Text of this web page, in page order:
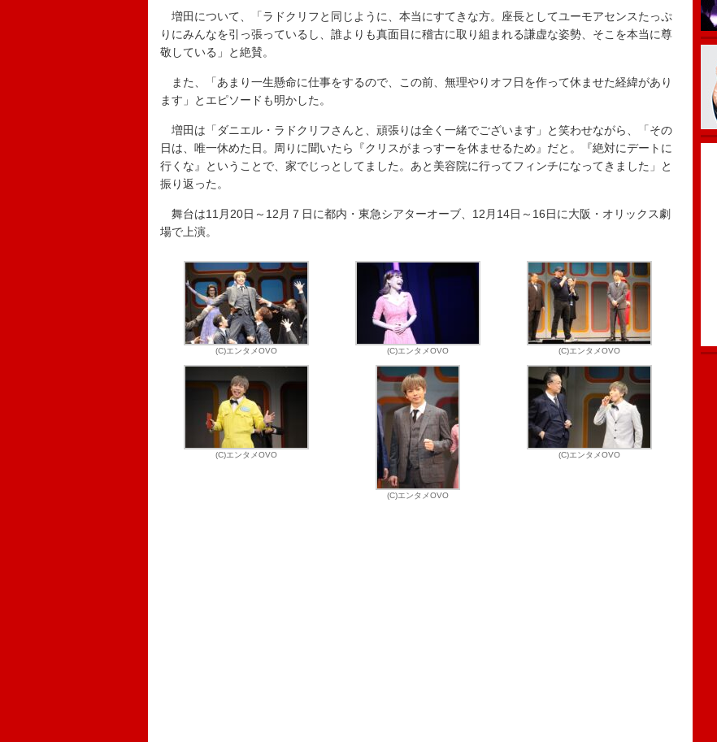
増田について、「ラドクリフと同じように、本当にすてきな方。座長としてユーモアセンスたっぷ
りにみんなを引っ張っているし、誰よりも真面目に稽古に取り組まれる謙虚な姿勢、そこを本当に尊
敬している」と絶賛。
また、「あまり一生懸命に仕事をするので、この前、無理やりオフ日を作って休ませた経緯があり
ます」とエピソードも明かした。
増田は「ダニエル・ラドクリフさんと、頑張りは全く一緒でございます」と笑わせながら、「その
日は、唯一休めた日。周りに聞いたら『クリスがまっすーを休ませるため』だと。『絶対にデートに
行くな』ということで、家でじっとしてました。あと美容院に行ってフィンチになってきました」と
振り返った。
舞台は11月20日～12月７日に都内・東急シアターオーブ、12月14日～16日に大阪・オリックス劇
場で上演。
(C)エンタメOVO (C)エンタメOVO (C)エンタメOVO
(C)エンタメOVO
(C)エンタメOVO
(C)エンタメOVO